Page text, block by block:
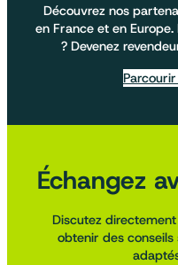
Découvrez nos
en France et en
? Devenez
Échangez
Discutez
obtenir des